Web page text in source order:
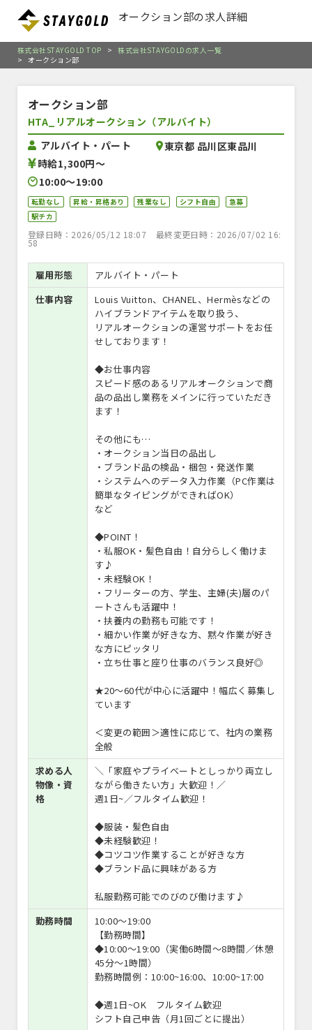
オークション部の求人詳細
株式会社STAYGOLD TOP >
株式会社STAYGOLDの求人一覧
>
オークション部
オークション部
HTA_リアルオークション（アルバイト）
アルバイト・パート
時給1,300円〜
10:00〜19:00
東京都 品川区東品川
転勤なし 昇給・昇格あり 残業なし シフト自由
急募
駅チカ
登録日時：2026/05/12 18:07 最終変更日時：2026/07/02 16:
58
雇用形態
アルバイト・パート
仕事内容
Louis Vuitton、CHANEL、Hermèsなどの
ハイブランドアイテムを取り扱う、
リアルオークションの運営サポートをお任
せしております！
◆お仕事内容
スピード感のあるリアルオークションで商
品の品出し業務をメインに行っていただき
ます！
その他にも…
・オークション当日の品出し
・ブランド品の検品・梱包・発送作業
・システムへのデータ入力作業（PC作業は
簡単なタイピングができればOK）
など
◆POINT！
・私服OK・髪色自由！自分らしく働けま
す♪
・未経験OK！
・フリーターの方、学生、主婦(夫)層のパ
ートさんも活躍中！
・扶養内の勤務も可能です！
・細かい作業が好きな方、黙々作業が好き
な方にピッタリ
・立ち仕事と座り仕事のバランス良好◎
★20～60代が中心に活躍中！幅広く募集し
ています
＜変更の範囲＞適性に応じて、社内の業務
全般
求める人
物像・資
格
＼「家庭やプライベートとしっかり両立し
ながら働きたい方」大歓迎！／
週1日~／フルタイム歓迎！
◆服装・髪色自由
◆未経験歓迎！
◆コツコツ作業することが好きな方
◆ブランド品に興味がある方
私服勤務可能でのびのび働けます♪
勤務時間
10:00〜19:00
【勤務時間】
◆10:00〜19:00（実働6時間～8時間／休憩
45分～1時間）
勤務時間例：10:00~16:00、10:00~17:00
◆週1日~OK フルタイム歓迎
シフト自己申告（月1回ごとに提出）